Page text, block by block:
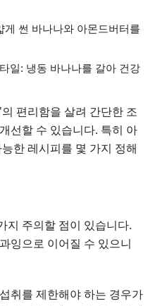
썬 바나나와 아몬드버터를
일: 냉동 바나나를 갈아 건강
의 편리함을 살려 간단한 조
선할 수 있습니다. 특히 아
한 레시피를 몇 가지 정해
지 주의할 점이 있습니다.
잉으로 이어질 수 있으니
취를 제한해야 하는 경우가